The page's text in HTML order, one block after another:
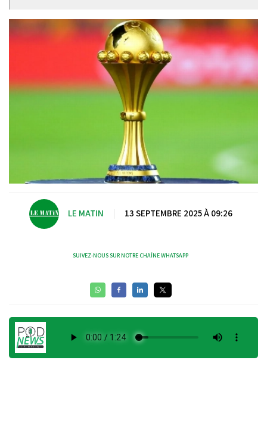
LE MATIN 13 SEPTEMBRE 2025 À 09:26
SUIVEZ-NOUS SUR NOTRE CHAÎNE WHATSAPP